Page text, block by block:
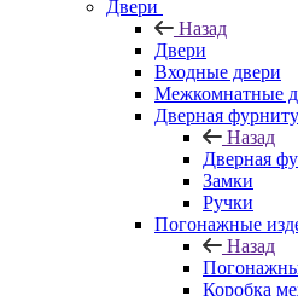
Двери
Назад
Двери
Входные двери
Межкомнатные
Дверная
Назад
Дверная
Замки
Ручки
Погонажные
Назад
Коробка